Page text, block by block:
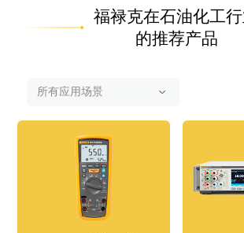
福禄克在石油化工
的推荐产品